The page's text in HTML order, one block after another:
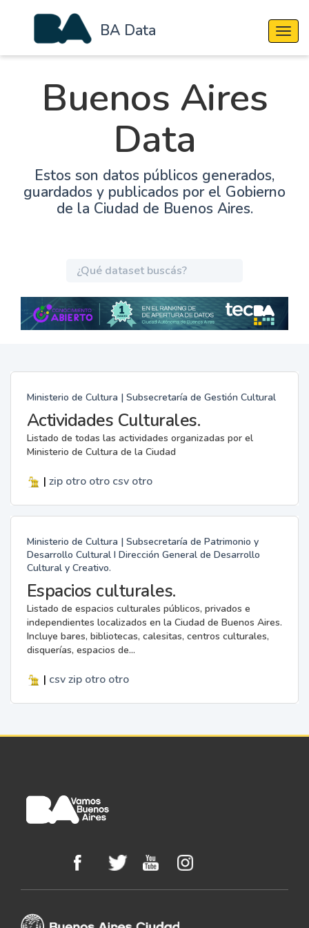
BA Data
Buenos Aires
Data
Estos son datos públicos generados,
guardados y publicados por el Gobierno
de la Ciudad de Buenos Aires.
Ministerio de Cultura | Subsecretaría de Gestión Cultural
Actividades Culturales.
Listado de todas las actividades organizadas por el
Ministerio de Cultura de la Ciudad
| zip otro otro csv otro
Ministerio de Cultura | Subsecretaría de Patrimonio y
Desarrollo Cultural I Dirección General de Desarrollo
Cultural y Creativo.
Espacios culturales.
Listado de espacios culturales públicos, privados e
independientes localizados en la Ciudad de Buenos Aires.
Incluye bares, bibliotecas, calesitas, centros culturales,
disquerías, espacios de...
| csv zip otro otro